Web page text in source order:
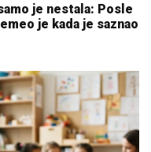
je nestala: Posle
je kada je saznao